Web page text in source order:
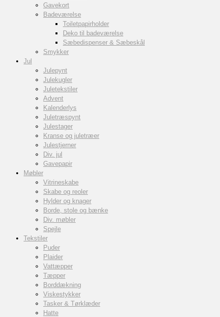
Gavekort
Badeværelse
Toiletpapirholder
Deko til badeværelse
Sæbedispenser & Sæbeskål
Smykker
Jul
Julepynt
Julekugler
Juletekstiler
Advent
Kalenderlys
Juletræspynt
Julestager
Kranse og juletræer
Julestjerner
Div. jul
Gavepapir
Møbler
Vitrineskabe
Skabe og reoler
Hylder og knager
Borde, stole og bænke
Div. møbler
Spejle
Tekstiler
Puder
Plaider
Vattæpper
Tæpper
Borddækning
Viskestykker
Tasker & Tørklæder
Hatte